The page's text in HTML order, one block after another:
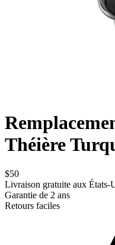
Théière
$50
Livraison gratuite aux États-
Garantie de 2 ans
Retours faciles